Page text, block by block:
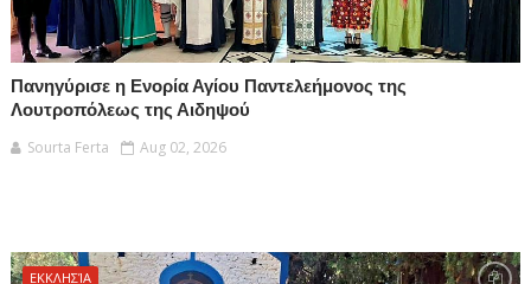
Πανηγύρισε η Ενορία Αγίου Παντελεήμονος της
Λουτροπόλεως της Αιδηψού
Sourta Ferta
Aug 02, 2026
ΕΚΚΛΗΣΊΑ